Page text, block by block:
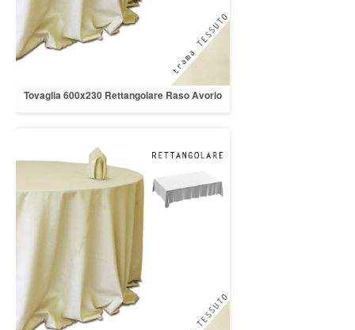
Tovaglia 600x230 Rettangolare Raso Avorio